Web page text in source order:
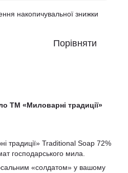
накопичувальної знижки
Порівняти
ТМ «Миловарні традиції»
традиції» Traditional Soap 72%
господарського мила.
«солдатом» у вашому